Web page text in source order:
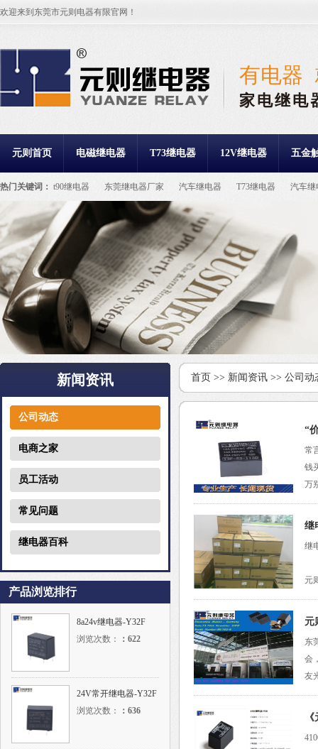
欢迎来到东莞市元则电器有限官网！
有电器
家电继电
元则首页 电磁继电器 T73继电器 12V继电器 五金
热门关键词： t90继电器 东莞继电器厂家 汽车继电器 T73继电器
汽车继
继电器
新闻资讯
公司动态
电商之家
员工活动
常见问题
继电器百科
产品浏览排行
8a24v继电器-Y32F
浏览次数：
： 622
24V常开继电器-Y32F
浏览次数：
： 636
首页 >> 新闻资讯 >> 公司动
“
常
钱
万
继
继
元
元
元
东
会
友